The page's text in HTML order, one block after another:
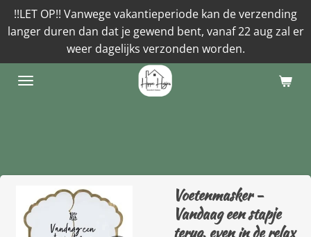
Ga
direct
de
hoofdinhoud
!!LET OP!! Vanwege vakantieperiode kan de verzending
langer duren dan dat je gewend bent, vanaf 22 aug zal er
weer dagelijks verzonden worden.
Voetenmasker -
Vandaag een stapje
terug, even in de relax